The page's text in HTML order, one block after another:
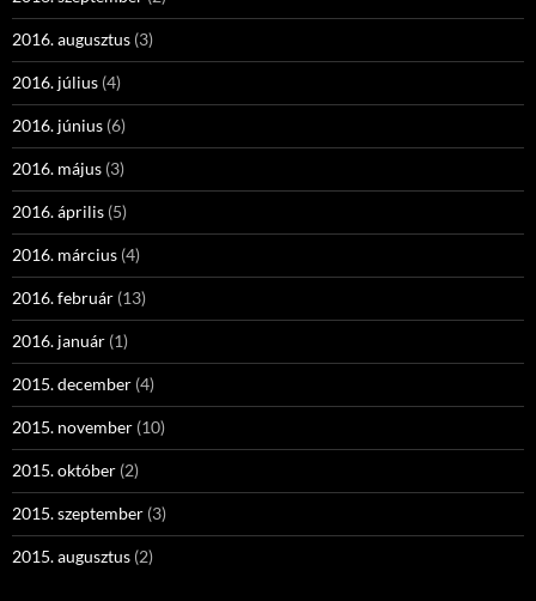
2016. augusztus (3)
2016. július (4)
2016. június (6)
2016. május (3)
2016. április (5)
2016. március (4)
2016. február (13)
2016. január (1)
2015. december (4)
2015. november (10)
2015. október (2)
2015. szeptember (3)
2015. augusztus (2)